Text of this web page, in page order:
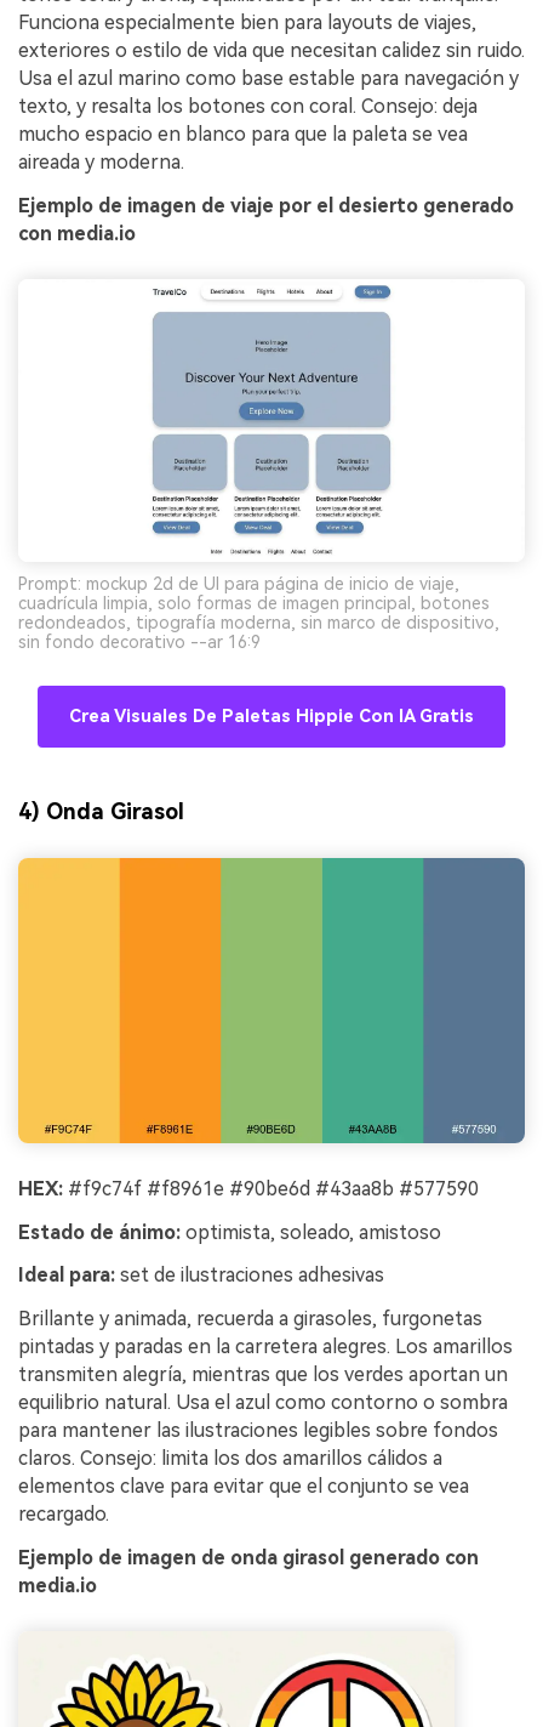
Funciona especialmente bien para layouts de viajes,
exteriores o estilo de vida que necesitan calidez sin ruido.
Usa el azul marino como base estable para navegación y
texto, y resalta los botones con coral. Consejo: deja
mucho espacio en blanco para que la paleta se vea
aireada y moderna.
Ejemplo de imagen de viaje por el desierto generado
con media.io
Prompt: mockup 2d de UI para página de inicio de viaje,
cuadrícula limpia, solo formas de imagen principal, botones
redondeados, tipografía moderna, sin marco de dispositivo,
sin fondo decorativo --ar 16:9
Crea Visuales De Paletas Hippie Con IA Gratis
4) Onda Girasol
HEX: #f9c74f #f8961e #90be6d #43aa8b #577590
Estado de ánimo: optimista, soleado, amistoso
Ideal para: set de ilustraciones adhesivas
Brillante y animada, recuerda a girasoles, furgonetas
pintadas y paradas en la carretera alegres. Los amarillos
transmiten alegría, mientras que los verdes aportan un
equilibrio natural. Usa el azul como contorno o sombra
para mantener las ilustraciones legibles sobre fondos
claros. Consejo: limita los dos amarillos cálidos a
elementos clave para evitar que el conjunto se vea
recargado.
Ejemplo de imagen de onda girasol generado con
media.io